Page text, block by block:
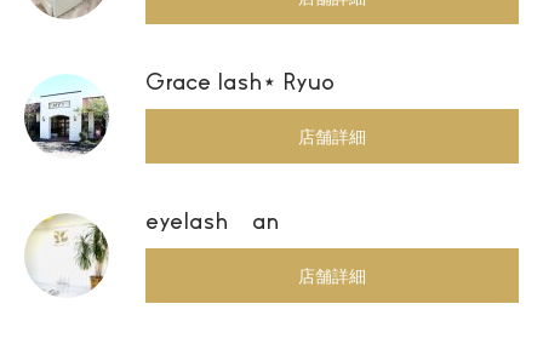
Grace lash⋆ Ryuo
店舗詳細
eyelash an
店舗詳細